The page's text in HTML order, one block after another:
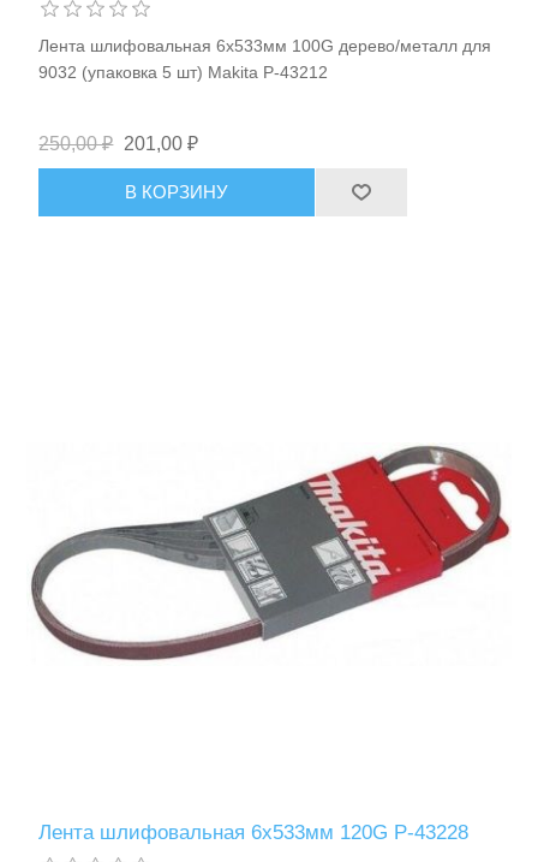
Лента шлифовальная 6х533мм 100G дерево/металл для
9032 (упаковка 5 шт) Makita P-43212
250,00 ₽ 201,00 ₽
В КОРЗИНУ
Лента шлифовальная 6х533мм 120G P-43228